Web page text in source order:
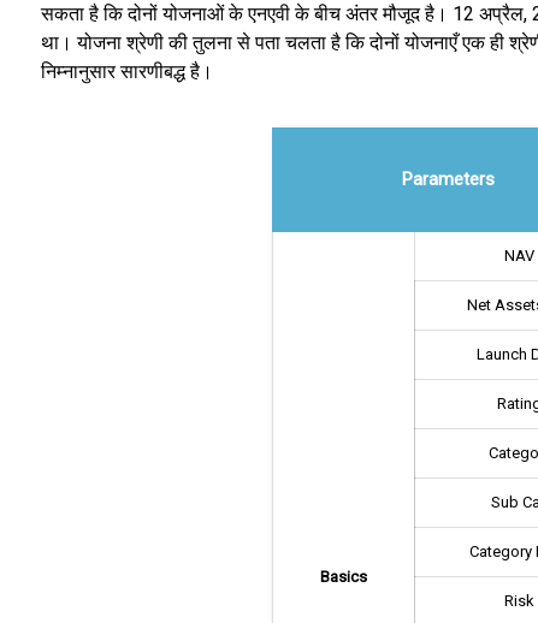
सकता है कि दोनों योजनाओं के एनएवी के बीच अंतर मौजूद है। 12
था। योजना श्रेणी की तुलना से पता चलता है कि दोनों योजनाएँ एक ही
निम्नानुसार सारणीबद्ध है।
Parameters
Basics
NAV
Net
Launch
Sub
Category
Risk